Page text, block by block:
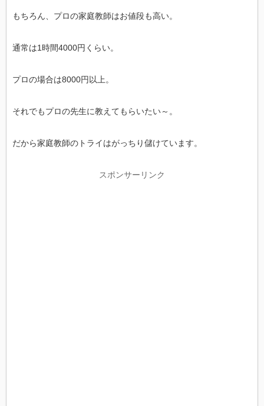
もちろん、プロの家庭教師はお値段も高い。
通常は1時間4000円くらい。
プロの場合は8000円以上。
それでもプロの先生に教えてもらいたい～。
だから家庭教師のトライはがっちり儲けています。
スポンサーリンク